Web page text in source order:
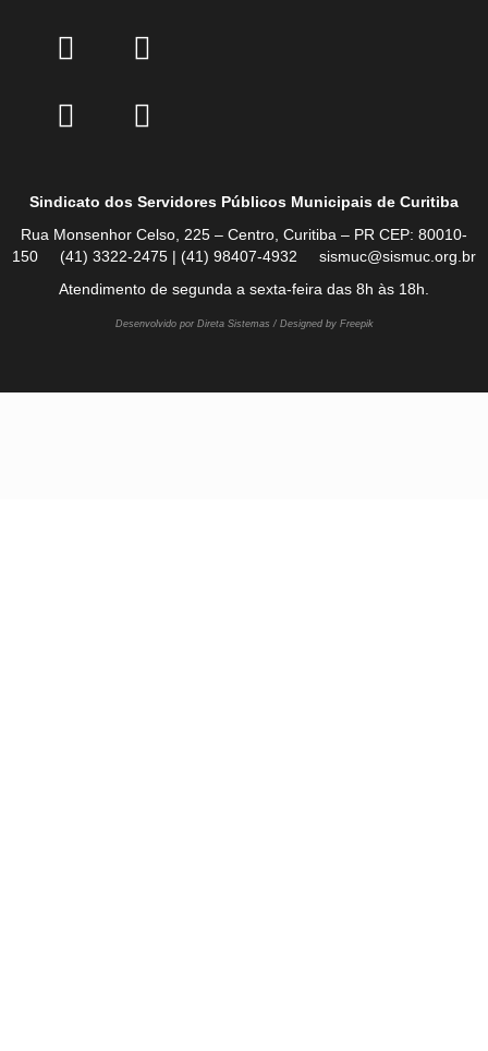
Sindicato dos Servidores Públicos Municipais de Curitiba
Rua Monsenhor Celso, 225 – Centro, Curitiba – PR CEP: 80010-
150 (41) 3322-2475 | (41) 98407-4932 sismuc@sismuc.org.br
Atendimento de segunda a sexta-feira das 8h às 18h.
Desenvolvido por Direta Sistemas / Designed by Freepik